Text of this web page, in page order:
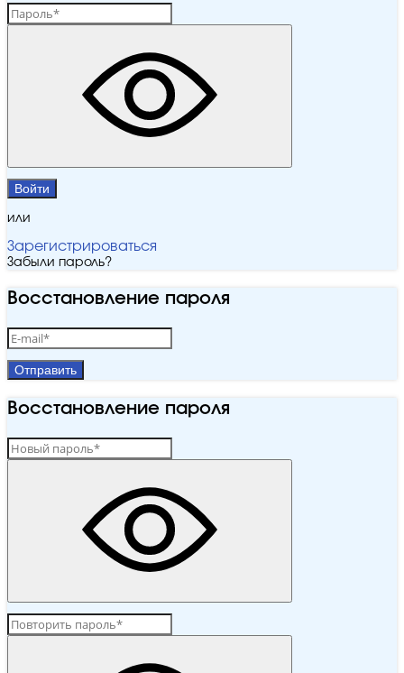
Войти
или
Зарегистрироваться
Забыли пароль?
Восстановление пароля
Отправить
Восстановление пароля